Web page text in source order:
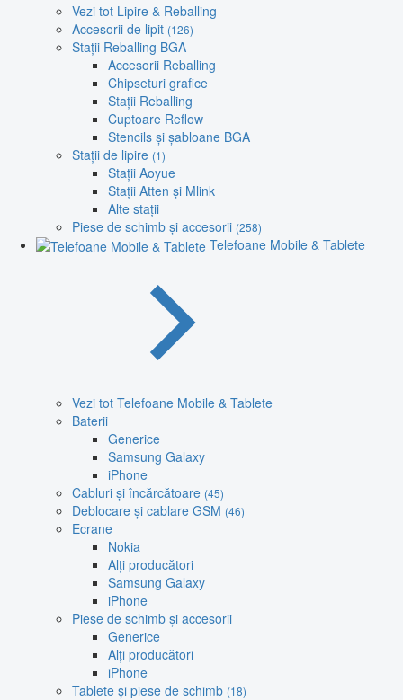
Vezi tot Lipire & Reballing
Accesorii de lipit (126)
Stații Reballing BGA
Accesorii Reballing
Chipseturi grafice
Stații Reballing
Cuptoare Reflow
Stencils și șabloane BGA
Stații de lipire (1)
Stații Aoyue
Stații Atten și Mlink
Alte stații
Piese de schimb și accesorii (258)
Telefoane Mobile & Tablete
Vezi tot Telefoane Mobile & Tablete
Baterii
Generice
Samsung Galaxy
iPhone
Cabluri și încărcătoare (45)
Deblocare și cablare GSM (46)
Ecrane
Nokia
Alți producători
Samsung Galaxy
iPhone
Piese de schimb și accesorii
Generice
Alți producători
iPhone
Tablete și piese de schimb (18)